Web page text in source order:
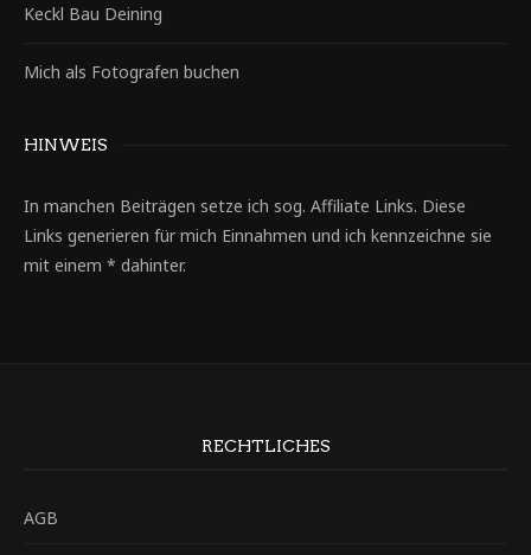
Keckl Bau Deining
Mich als Fotografen buchen
HINWEIS
In manchen Beiträgen setze ich sog. Affiliate Links. Diese
Links generieren für mich Einnahmen und ich kennzeichne sie
mit einem * dahinter.
RECHTLICHES
AGB